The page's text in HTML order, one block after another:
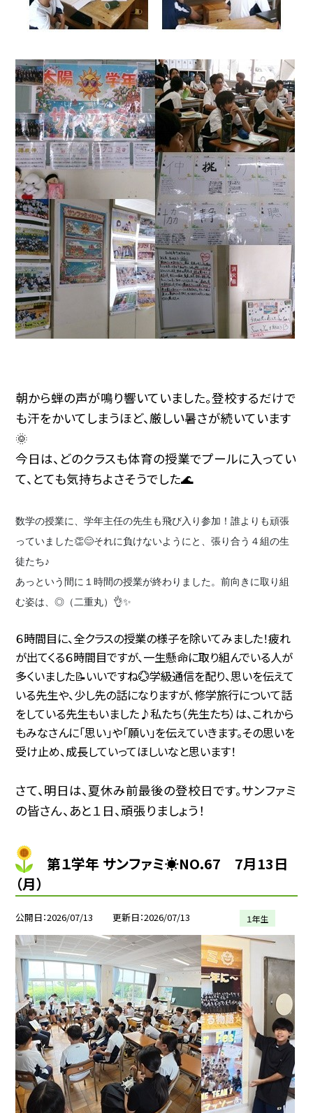
朝から蝉の声が鳴り響いていました。登校するだけで
も汗をかいてしまうほど、厳しい暑さが続いています
🌞
今日は、どのクラスも体育の授業でプールに入ってい
て、とても気持ちよさそうでした🌊
数学の授業に、学年主任の先生も飛び入り参加！誰よりも頑張
っていました👏😊それに負けないようにと、張り合う４組の生
徒たち♪
あっという間に１時間の授業が終わりました。前向きに取り組
む姿は、◎（二重丸）👌✨
６時間目に、全クラスの授業の様子を除いてみました！疲れ
が出てくる６時間目ですが、一生懸命に取り組んでいる人が
多くいました📝いいですね💮学級通信を配り、思いを伝えて
いる先生や、少し先の話になりますが、修学旅行について話
をしている先生もいました♪私たち（先生たち）は、これから
もみなさんに「思い」や「願い」を伝えていきます。その思いを
受け止め、成長していってほしいなと思います！
さて、明日は、夏休み前最後の登校日です。サンファミ
の皆さん、あと１日、頑張りましょう！
第１学年 サンファミ☀NO.67 7月13日
（月）
公開日 2026/07/13 更新日 2026/07/13 １年生